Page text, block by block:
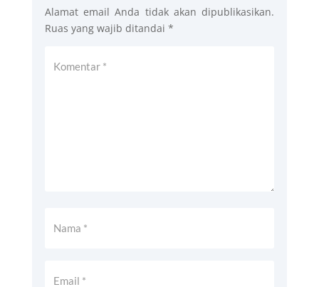
Alamat email Anda tidak akan dipublikasikan.
Ruas yang wajib ditandai *